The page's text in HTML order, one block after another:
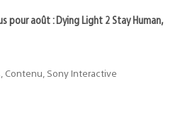
pour août : Dying Light 2 Stay Human,
Contenu, Sony Interactive